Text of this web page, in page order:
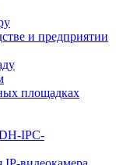
и предприятии
площадках
IPC-